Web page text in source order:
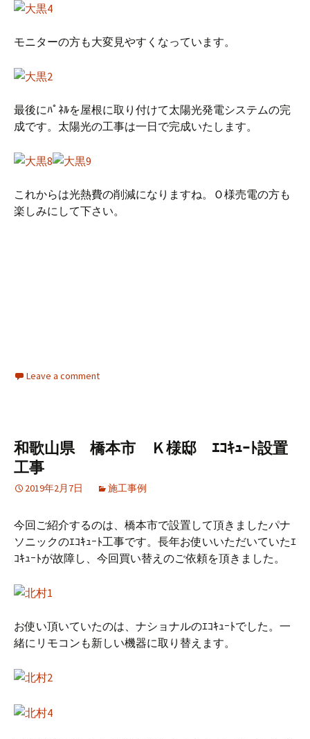
モニターの方も大変見やすくなっています。
最後にﾊﾟﾈﾙを屋根に取り付けて太陽光発電システムの完
成です。太陽光の工事は一日で完成いたします。
これからは光熱費の削減になりますね。Ｏ様売電の方も
楽しみにして下さい。
Leave a comment
和歌山県 橋本市 Ｋ様邸 ｴｺｷｭｰﾄ設置
工事
2019年2月7日 施工事例
今回ご紹介するのは、橋本市で設置して頂きましたパナ
ソニックのｴｺｷｭｰﾄ工事です。長年お使いいただいていたｴ
ｺｷｭｰﾄが故障し、今回買い替えのご依頼を頂きました。
お使い頂いていたのは、ナショナルのｴｺｷｭｰﾄでした。一
緒にリモコンも新しい機器に取り替えます。